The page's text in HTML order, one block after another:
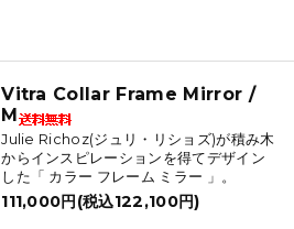
Vitra Collar Frame Mirror /
M
Julie Richoz(ジュリ・リショズ)が積み木
からインスピレーションを得てデザイン
した「 カラー フレーム ミラー 」。
111,000円(税込122,100円)